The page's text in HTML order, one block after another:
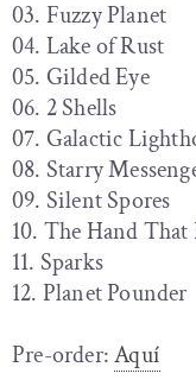
03. Fuzzy Planet
04. Lake of Rust
05. Gilded Eye
06. 2 Shells
07. Galactic
08. Starry
09. Silent Spores
10. The Hand
11. Sparks
12. Planet Pounder
Pre-order:Aquí